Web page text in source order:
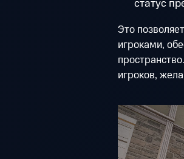
статус
Это
игроками,
игроков,